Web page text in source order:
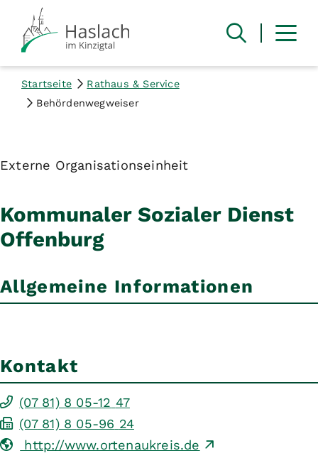
Startseite
Rathaus & Service
Behördenwegweiser
Externe Organisationseinheit
Kommunaler Sozialer Dienst
Offenburg
Allgemeine Informationen
Kontakt
(07 81) 8 05-12 47
(07 81) 8 05-96 24
http://www.ortenaukreis.de